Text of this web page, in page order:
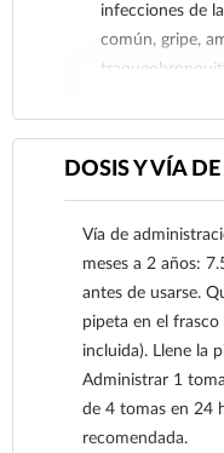
infecciones de
común, gripe,
adenitis
dentición y en
DOSIS Y VÍA
Vía de
meses a 2 años:
antes de usarse.
pipeta en el
incluida). Llene la
Administrar 1
de 4 tomas en 24
recomendada.